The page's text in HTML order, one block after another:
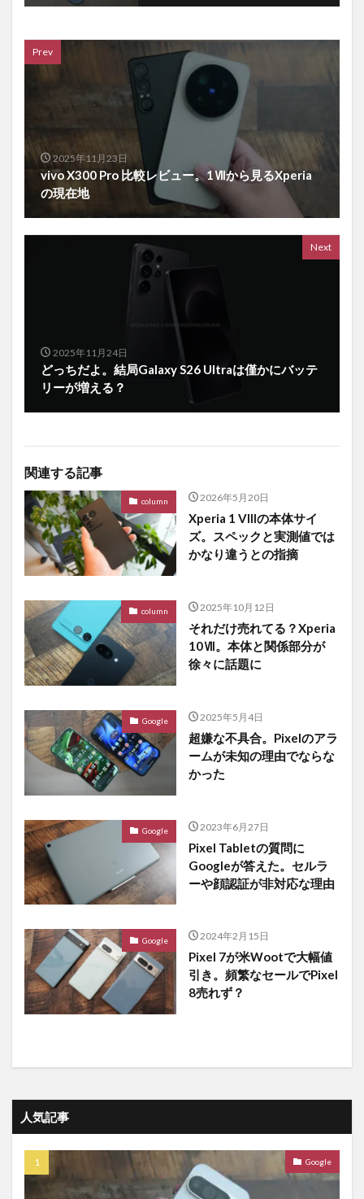
Prev
2025年11月23日
vivo X300 Pro 比較レビュー。1Ⅶから見るXperia
の現在地
Next
2025年11月24日
どっちだよ。結局Galaxy S26 Ultraは僅かにバッテ
リーが増える？
関連する記事
column 2026年5月20日
Xperia 1 VIIIの本体サイ
ズ。スペックと実測値では
かなり違うとの指摘
column 2025年10月12日
それだけ売れてる？Xperia
10Ⅶ。本体と関係部分が
徐々に話題に
Google 2025年5月4日
超嫌な不具合。Pixelのアラ
ームが未知の理由でならな
かった
Google 2023年6月27日
Pixel Tabletの質問に
Googleが答えた。セルラ
ーや顔認証が非対応な理由
Google 2024年2月15日
Pixel 7が米Wootで大幅値
引き。頻繁なセールでPixel
8売れず？
人気記事
Google